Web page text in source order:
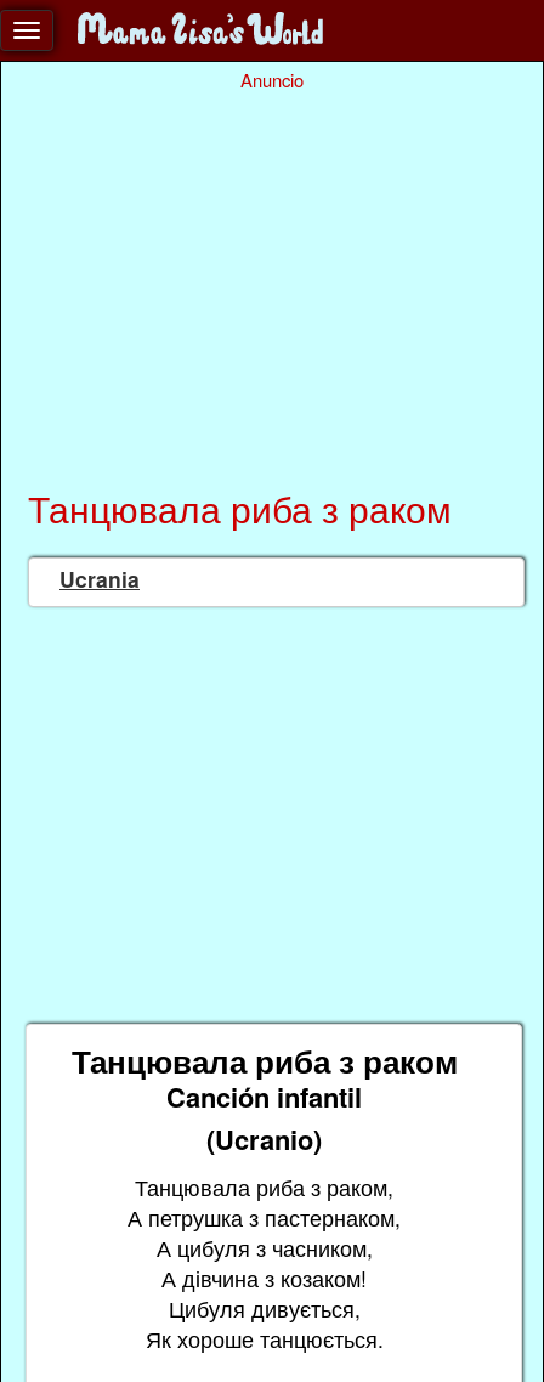
Anuncio
Танцювала риба з раком
Ucrania
Танцювала риба з раком
Canción infantil
(Ucranio)
Танцювала риба з раком,
А петрушка з пастернаком,
А цибуля з часником,
А дівчина з козаком!
Цибуля дивується,
Як хороше танцюється.